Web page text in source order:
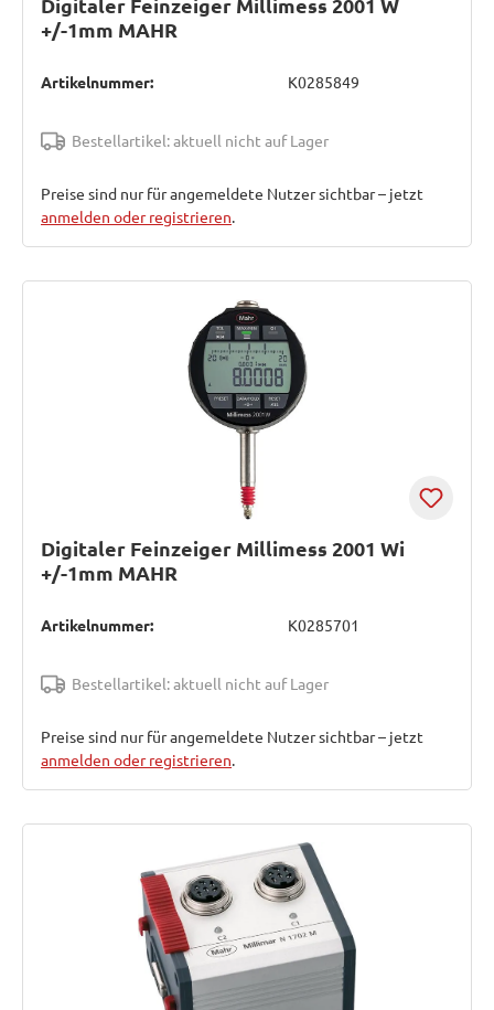
+/-1mm MAHR
Artikelnummer: K0285849
Bestellartikel: aktuell nicht auf Lager
Preise sind nur für angemeldete Nutzer sichtbar – jetzt
anmelden oder registrieren.
Digitaler Feinzeiger Millimess 2001 Wi
+/-1mm MAHR
Artikelnummer: K0285701
Bestellartikel: aktuell nicht auf Lager
Preise sind nur für angemeldete Nutzer sichtbar – jetzt
anmelden oder registrieren.